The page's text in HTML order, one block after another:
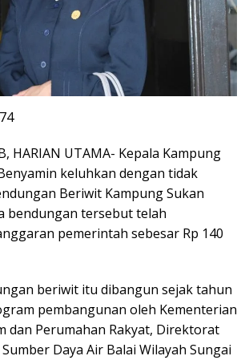
HARIAN UTAMA- Kepala Kampung
keluhkan dengan tidak
Beriwit Kampung Sukan
bendungan tersebut telah
pemerintah sebesar Rp 140
beriwit itu dibangun sejak tahun
pembangunan oleh Kementerian
dan Perumahan Rakyat, Direktorat
Daya Air Balai Wilayah Sungai